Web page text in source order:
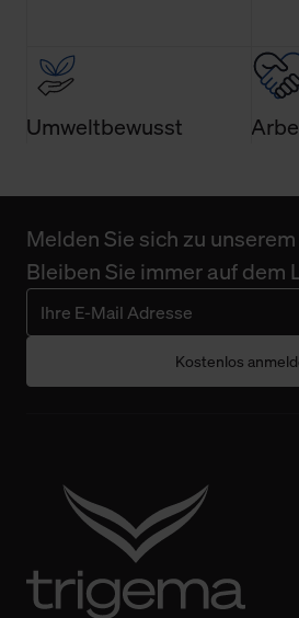
Umweltbewusst
Melden Sie sich zu
Bleiben Sie immer auf dem
Kostenlos